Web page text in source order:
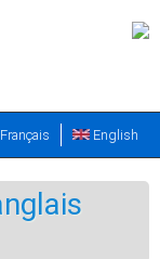
English
Français